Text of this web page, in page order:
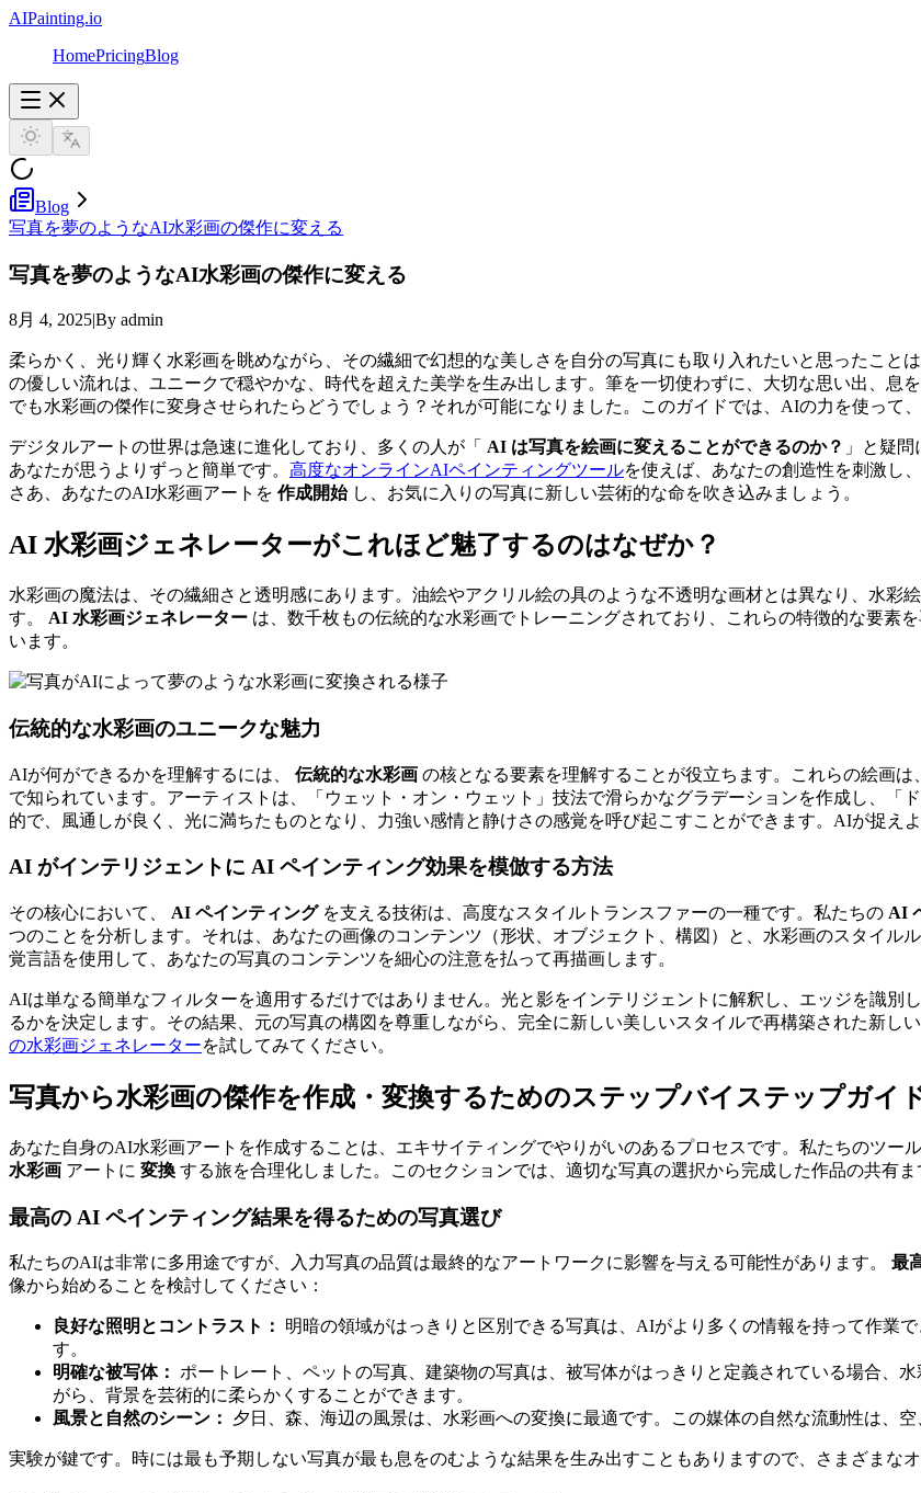
AIPainting.io
HomePricingBlog
Blog
写真を夢のようなAI水彩画の傑作に変える
写真を夢のようなAI水彩画の傑作に変える
8月 4, 2025|By admin
柔らかく、光り輝く水彩画を眺めながら、その繊細で幻想的な美しさを自分の写真にも取り入れたいと思ったこと
の優しい流れは、ユニークで穏やかな、時代を超えた美学を生み出します。筆を一切使わずに、大切な思い出、息
でも水彩画の傑作に変身させられたらどうでしょう？それが可能になりました。このガイドでは、AIの力を使って
デジタルアートの世界は急速に進化しており、多くの人が「 AI は写真を絵画に変えることができるのか？ 」と疑
あなたが思うよりずっと簡単です。 高度なオンラインAIペインティングツールを使えば、あなたの創造性を刺激し
さあ、あなたのAI水彩画アートを 作成開始し、お気に入りの写真に新しい芸術的な命を吹き込みましょう。
AI 水彩画ジェネレーターがこれほど魅了するのはなぜか？
水彩画の魔法は、その繊細さと透明感にあります。油絵やアクリル絵の具のような不透明な画材とは異なり、水彩
す。 AI 水彩画ジェネレーター は、数千枚もの伝統的な水彩画でトレーニングされており、これらの特徴的な要素
います。
伝統的な水彩画のユニークな魅力
AIが何ができるかを理解するには、 伝統的な水彩画 の核となる要素を理解することが役立ちます。これらの絵画
で知られています。アーティストは、「ウェット・オン・ウェット」技法で滑らかなグラデーションを作成し、「
的で、風通しが良く、光に満ちたものとなり、力強い感情と静けさの感覚を呼び起こすことができます。AIが捉え
AI がインテリジェントに AI ペインティング効果を模倣する方法
その核心において、 AI ペインティングを支える技術は、高度なスタイルトランスファーの一種です。私たちの AI
つのことを分析します。それは、あなたの画像のコンテンツ（形状、オブジェクト、構図）と、水彩画のスタイル
覚言語を使用して、あなたの写真のコンテンツを細心の注意を払って再描画します。
AIは単なる簡単なフィルターを適用するだけではありません。光と影をインテリジェントに解釈し、エッジを識別
るかを決定します。その結果、元の写真の構図を尊重しながら、完全に新しい美しいスタイルで再構築された新し
の水彩画ジェネレーターを試してみてください。
写真から水彩画の傑作を作成・変換するためのステップバイステップガイ
あなた自身のAI水彩画アートを作成することは、エキサイティングでやりがいのあるプロセスです。私たちのツー
水彩画 アートに 変換 する旅を合理化しました。このセクションでは、適切な写真の選択から完成した作品の共有
最高の AI ペインティング結果を得るための写真選び
私たちのAIは非常に多用途ですが、入力写真の品質は最終的なアートワークに影響を与える可能性があります。 最
像から始めることを検討してください：
良好な照明とコントラスト：
明暗の領域がはっきりと区別できる写真は、AIがより多くの情報を持って作業
す。
明確な被写体：
ポートレート、ペットの写真、建築物の写真は、被写体がはっきりと定義されている場合、
がら、背景を芸術的に柔らかくすることができます。
風景と自然のシーン：
夕日、森、海辺の風景は、水彩画への変換に最適です。この媒体の自然な流動性は、空
実験が鍵です。時には最も予期しない写真が最も息をのむような結果を生み出すこともありますので、さまざまな